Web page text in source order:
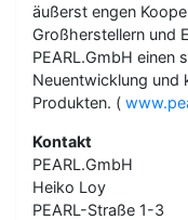
äußerst engen
Großherstellern und
PEARL.GmbH einen
Neuentwicklung und
Produkten. (
Kontakt
PEARL.GmbH
Heiko Loy
PEARL-Straße 1-3